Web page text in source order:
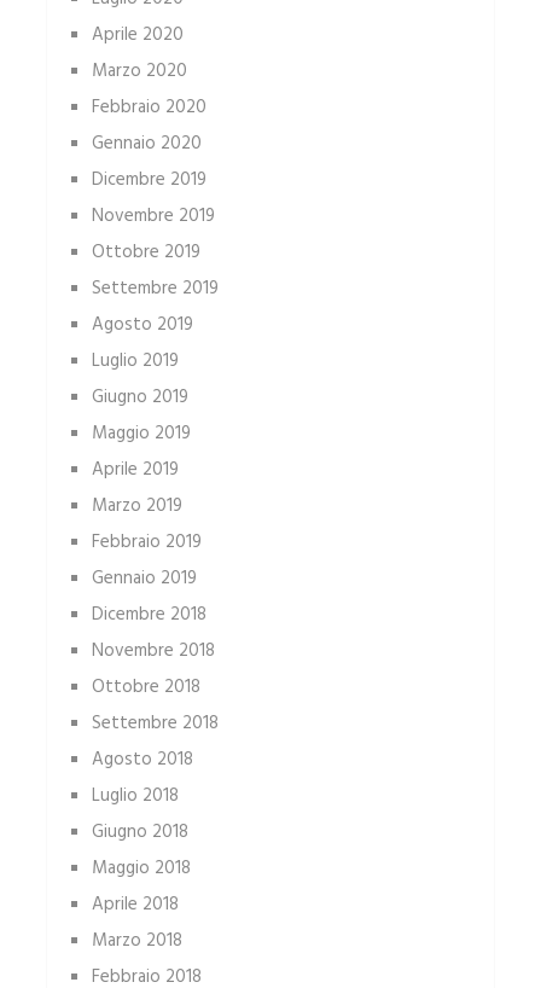
Aprile 2020
Marzo 2020
Febbraio 2020
Gennaio 2020
Dicembre 2019
Novembre 2019
Ottobre 2019
Settembre 2019
Agosto 2019
Luglio 2019
Giugno 2019
Maggio 2019
Aprile 2019
Marzo 2019
Febbraio 2019
Gennaio 2019
Dicembre 2018
Novembre 2018
Ottobre 2018
Settembre 2018
Agosto 2018
Luglio 2018
Giugno 2018
Maggio 2018
Aprile 2018
Marzo 2018
Febbraio 2018